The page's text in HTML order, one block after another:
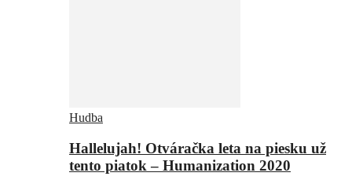
Hudba
Hallelujah! Otváračka leta na piesku už
tento piatok – Humanization 2020